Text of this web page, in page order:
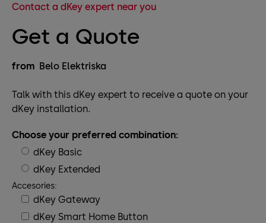
Contact a dKey expert near you
Get a Quote
from Belo Elektriska
Talk with this dKey expert to receive a quote on your
dKey installation.
Choose your preferred combination:
dKey Basic
dKey Extended
Accesories:
dKey Gateway
dKey Smart Home Button